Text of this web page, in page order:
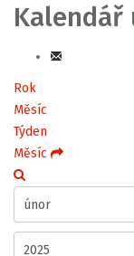
Rok
Měsíc
Týden
Měsíc